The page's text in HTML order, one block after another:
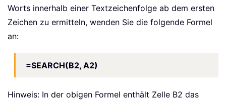
Worts innerhalb einer Textzeichenfolge ab dem ersten
Zeichen zu ermitteln, wenden Sie die folgende Formel
an:
=SEARCH(B2, A2)
Hinweis: In der obigen Formel enthält Zelle B2 das